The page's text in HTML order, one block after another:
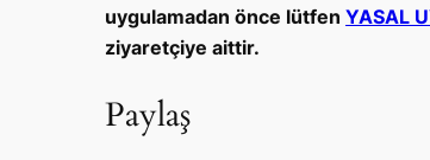
uygulamadan önce lütfen YASAL
ziyaretçiye aittir.
Paylaş